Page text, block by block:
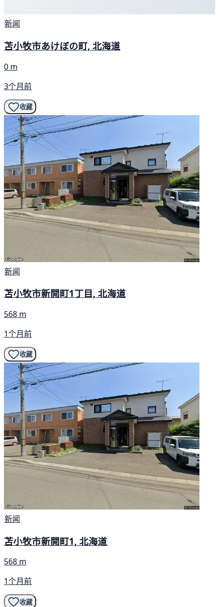
新闻
苫小牧市あけぼの町, 北海道
0 m
3个月前
收藏
新闻
苫小牧市新開町1丁目, 北海道
568 m
1个月前
收藏
新闻
苫小牧市新開町1, 北海道
568 m
1个月前
收藏